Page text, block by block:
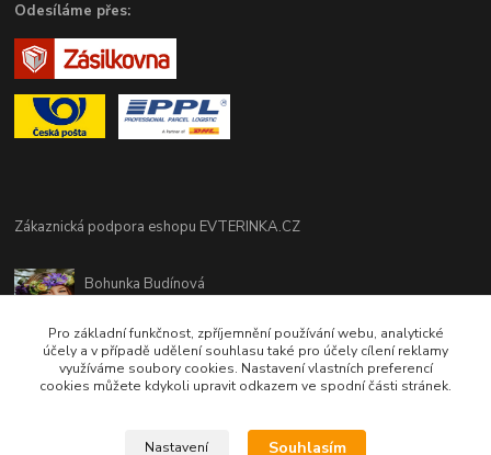
Odesíláme přes:
Zákaznická podpora eshopu EVTERINKA.CZ
Bohunka Budínová
(Po-Pá - 9:00-17:00hod, So 8:00-12:00hod)
obchod@evterinka.cz
Pro základní funkčnost, zpříjemnění používání webu, analytické
účely a v případě udělení souhlasu také pro účely cílení reklamy
využíváme soubory cookies. Nastavení vlastních preferencí
cookies můžete kdykoli upravit odkazem ve spodní části stránek.
Nastavení Souhlasím